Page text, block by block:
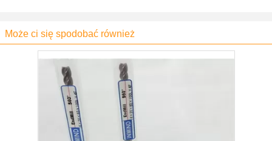
Może ci się spodobać również